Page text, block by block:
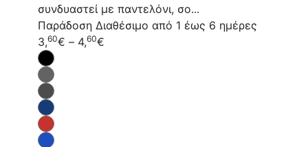
συνδυαστεί με παντελόνι, σο...
Παράδοση Διαθέσιμο από 1 έως 6 ημέρες
3,60€ – 4,60€